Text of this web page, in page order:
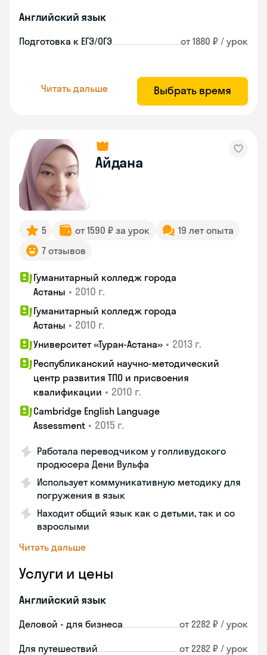
Английский язык
Подготовка к ЕГЭ/ОГЭ от 1880 ₽ / урок
Читать дальше Выбрать время
Айдана
5 от 1590 ₽ за урок
19 лет опыта
7 отзывов
Гуманитарный колледж города
Астаны • 2010 г.
Гуманитарный колледж города
Астаны • 2010 г.
Университет «Туран-Астана» • 2013 г.
Республиканский научно-методический
центр развития ТПО и присвоения
квалификации • 2010 г.
Cambridge English Language
Assessment • 2015 г.
Работала переводчиком у голливудского
продюсера Дени Вульфа
Использует коммуникативную методику для
погружения в язык
Находит общий язык как с детьми, так и со
взрослыми
Читать дальше
Услуги и цены
Английский язык
Деловой - для бизнеса от 2282 ₽ / урок
Для путешествий от 2282 ₽ / урок